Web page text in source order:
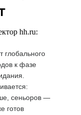
hh.ru:
глобального
к фазе
сеньоров —
готов